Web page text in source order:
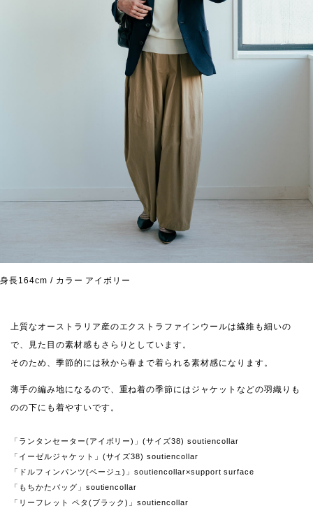
身長164cm / カラー アイボリー
上質なオーストラリア産のエクストラファインウールは繊維も細いの
で、見た目の素材感もさらりとしています。
そのため、季節的には秋から春まで着られる素材感になります。
薄手の編み地になるので、重ね着の季節にはジャケットなどの羽織りも
のの下にも着やすいです。
「ランタンセーター(アイボリー)」(サイズ38) soutiencollar
「イーゼルジャケット」(サイズ38) soutiencollar
「ドルフィンパンツ(ベージュ)」soutiencollar×support surface
「もちかたバッグ」soutiencollar
「リーフレット ペタ(ブラック)」soutiencollar